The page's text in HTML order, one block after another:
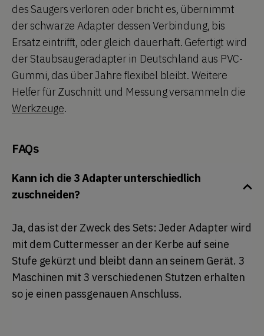
des Saugers verloren oder bricht es, übernimmt
der schwarze Adapter dessen Verbindung, bis
Ersatz eintrifft, oder gleich dauerhaft. Gefertigt wird
der Staubsaugeradapter in Deutschland aus PVC-
Gummi, das über Jahre flexibel bleibt. Weitere
Helfer für Zuschnitt und Messung versammeln die
Werkzeuge.
FAQs
Kann ich die 3 Adapter unterschiedlich
zuschneiden?
Ja, das ist der Zweck des Sets: Jeder Adapter wird
mit dem Cuttermesser an der Kerbe auf seine
Stufe gekürzt und bleibt dann an seinem Gerät. 3
Maschinen mit 3 verschiedenen Stutzen erhalten
so je einen passgenauen Anschluss.